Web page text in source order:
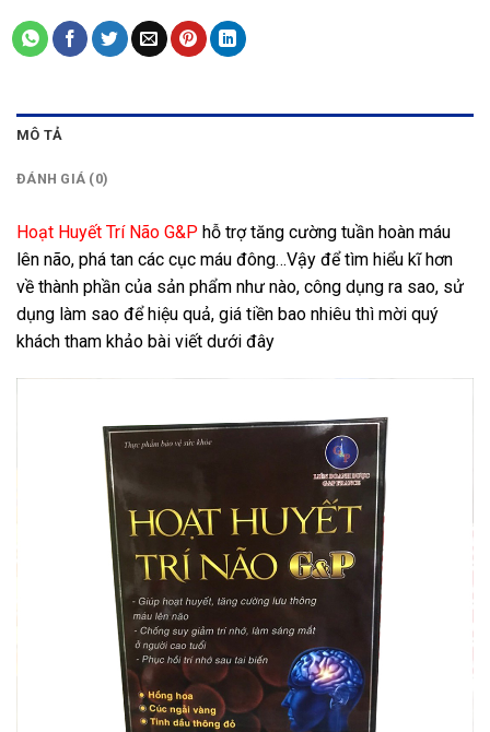
MÔ TẢ
ĐÁNH GIÁ (0)
Hoạt Huyết Trí Não G&P hỗ trợ tăng cường tuần hoàn máu
lên não, phá tan các cục máu đông…Vậy để tìm hiểu kĩ hơn
về thành phần của sản phẩm như nào, công dụng ra sao, sử
dụng làm sao để hiệu quả, giá tiền bao nhiêu thì mời quý
khách tham khảo bài viết dưới đây